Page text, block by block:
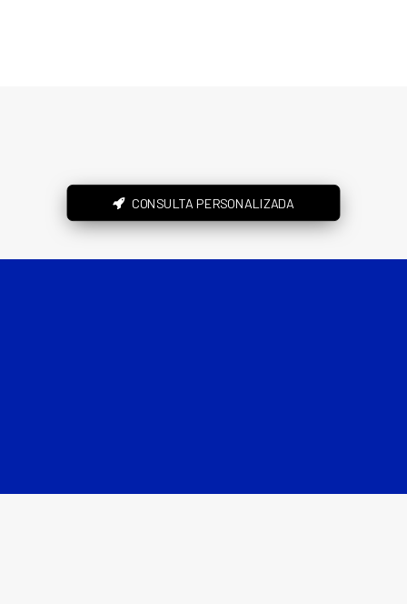
CONSULTA PERSONALIZADA